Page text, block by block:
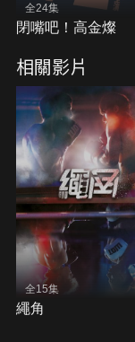
全24集
閉嘴吧！高金燦
相關影片
全15集
繩角